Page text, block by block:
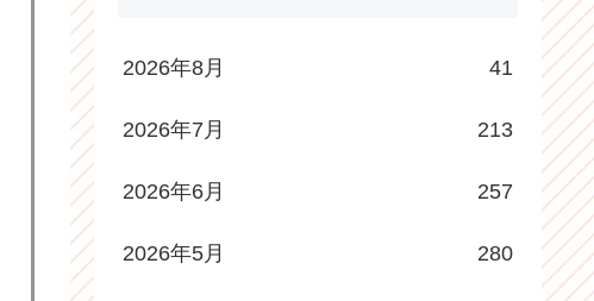
2026年8月 41
2026年7月 213
2026年6月 257
2026年5月 280